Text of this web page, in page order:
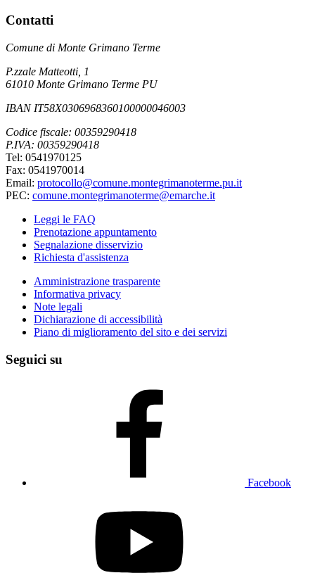
Contatti
Comune di Monte Grimano Terme
P.zzale Matteotti, 1
61010 Monte Grimano Terme PU
IBAN IT58X0306968360100000046003
Codice fiscale: 00359290418
P.IVA: 00359290418
Tel: 0541970125
Fax: 0541970014
Email: protocollo@comune.montegrimanoterme.pu.it
PEC: comune.montegrimanoterme@emarche.it
Leggi le FAQ
Prenotazione appuntamento
Segnalazione disservizio
Richiesta d'assistenza
Amministrazione trasparente
Informativa privacy
Note legali
Dichiarazione di accessibilità
Piano di miglioramento del sito e dei servizi
Seguici su
Facebook